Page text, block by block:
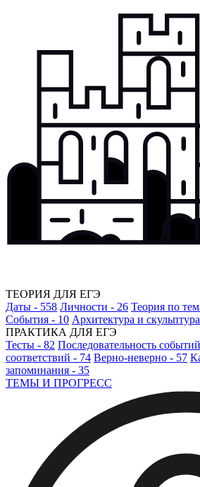
ТЕОРИЯ ДЛЯ ЕГЭ
Даты - 558 Личности - 26 Теория по
События - 10 Архитектура и
ПРАКТИКА ДЛЯ ЕГЭ
Тесты - 82 Последовательность
соответствий - 74 Верно-неверно - 57
запоминания - 35
ТЕМЫ И ПРОГРЕСС